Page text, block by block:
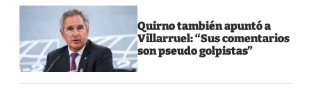
Quirno también apuntó a
Villarruel: “Sus comentarios
son pseudo golpistas”